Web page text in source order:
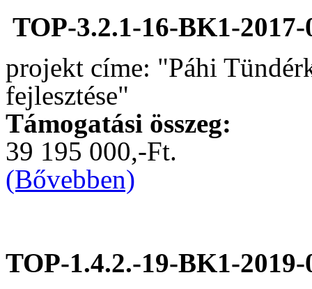
TOP-3.2.1-16-BK1-2017-
projekt címe: "Páhi
fejlesztése"
Támogatási összeg:
39 195 000,-Ft.
(Bővebben)
TOP-1.4.2.-19-BK1-2019-